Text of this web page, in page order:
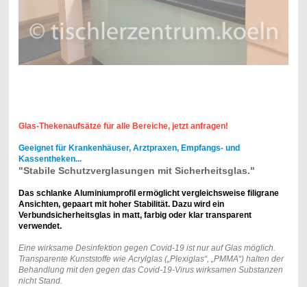
Glas-Thekenaufsätze für alle Bereiche, jetzt anfragen!
Geeignet für Krankenhäuser, Arztpraxen, Empfangs- und
Kassentheken...
"Stabile Schutzverglasungen mit Sicherheitsglas."
Das schlanke Aluminiumprofil ermöglicht vergleichsweise filigrane
Ansichten, gepaart mit hoher Stabilität. Dazu wird ein
Verbundsicherheitsglas in matt, farbig oder klar transparent
verwendet.
Eine wirksame Desinfektion gegen Covid-19 ist nur auf Glas möglich.
Transparente Kunststoffe wie Acrylglas („Plexiglas“, „PMMA“) halten der
Behandlung mit den gegen das Covid-19-Virus wirksamen Substanzen
nicht Stand.